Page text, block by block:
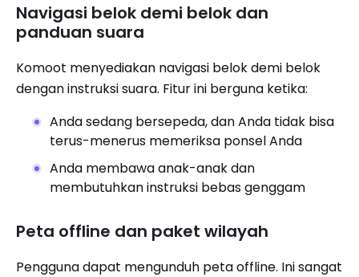
Navigasi belok demi belok dan
panduan suara
Komoot menyediakan navigasi belok demi belok
dengan instruksi suara. Fitur ini berguna ketika:
Anda sedang bersepeda, dan Anda tidak bisa
terus-menerus memeriksa ponsel Anda
Anda membawa anak-anak dan
membutuhkan instruksi bebas genggam
Peta offline dan paket wilayah
Pengguna dapat mengunduh peta offline. Ini sangat